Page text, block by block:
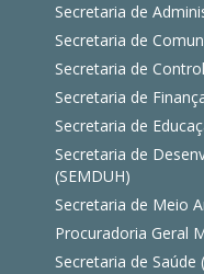
Secretaria de
Secretaria de
Secretaria de
Secretaria de
Secretaria de
Secretaria de
(SEMDUH)
Secretaria de Meio
Procuradoria Geral
Secretaria de Saúde